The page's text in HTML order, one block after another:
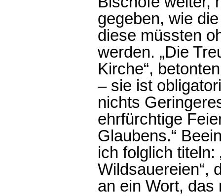
gegeben, wie
diese müssten
werden. „Die
Kirche“,
– sie ist
nichts
ehrfürchtige
Glaubens.“
ich folglich titeln:
Wildsauereien“,
an ein Wort, das